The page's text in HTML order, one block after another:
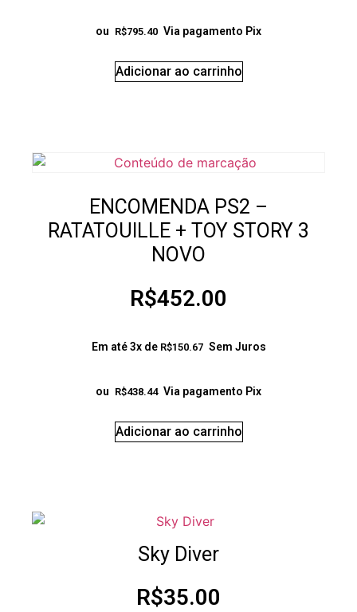
ou R$795.40 Via pagamento Pix
Adicionar ao carrinho
ENCOMENDA PS2 –
RATATOUILLE + TOY STORY 3
NOVO
R$452.00
Em até 3x de R$150.67 Sem Juros
ou R$438.44 Via pagamento Pix
Adicionar ao carrinho
Sky Diver
R$35.00